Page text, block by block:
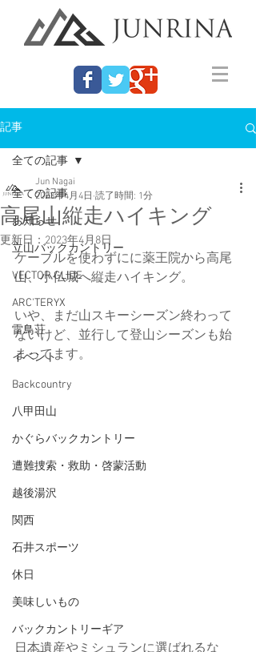
記事
全ての記事
お知らせ
立山バックカントリー
VECTOR GLIDE
ARC'TERYX
雷鳥荘
イベント
Backcountry
八甲田山
かぐらバックカントリー
遭難捜索・救助・啓蒙活動
越後湯沢
関西
石井スポーツ
休日
美味しいもの
バックカントリーギア
全ての記事
高尾山縦走ハイキング
Jun Nagai
2023年4月4日 読了時間: 1分
更新日：2023年4月8日
ケーブルを使わずにに薬王院から高尾
山、小仏城へ縦走ハイキング。
いや、まだ山スキーシーズン終わって
ないけど、並行して登山シーズンも始
まってます。